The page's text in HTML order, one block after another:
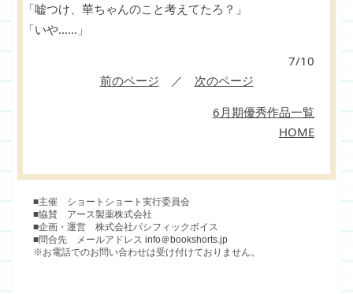
「嘘つけ、華ちゃんのこと考えてたろ？」
「いや……」
7/10
前のページ ／ 次のページ
6月期優秀作品一覧
HOME
■主催 ショートショート実行委員会
■協賛 アース製薬株式会社
■企画・運営 株式会社パシフィックボイス
■問合先 メールアドレス info＠bookshorts.jp
※お電話でのお問い合わせは受け付けておりません。